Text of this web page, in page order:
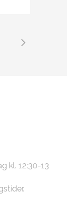
kl. 12:30-13
.